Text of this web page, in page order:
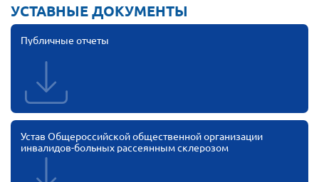
Республика Хакасия
Ростовская область
г. Севастополь
Самарская область СОРС
Самарская область СГОРС
УСТАВНЫЕ ДОКУМЕНТЫ
Публичные отчеты
Устав Общероссийской общественной организации
инвалидов-больных рассеянным склерозом